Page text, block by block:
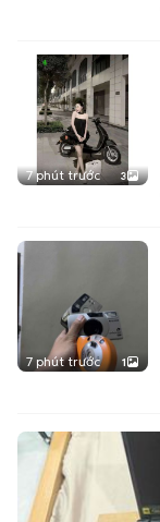
7 phút trước 3
7 phút trước 1